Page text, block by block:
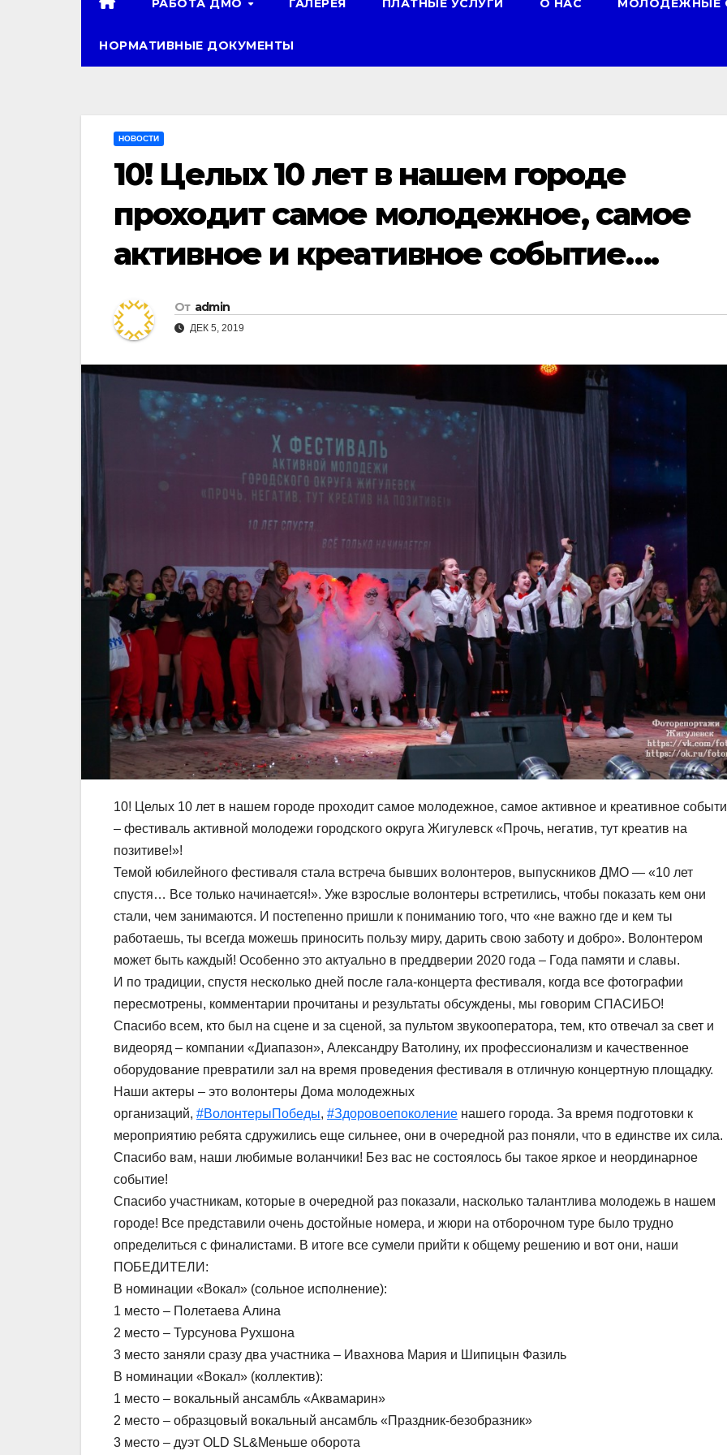
РАБОТА ДМО ГАЛЕРЕЯ ПЛАТНЫЕ УСЛУГИ О НАС МОЛОДЕЖНЫЕ
НОРМАТИВНЫЕ ДОКУМЕНТЫ
НОВОСТИ
10! Целых 10 лет в нашем городе
проходит самое молодежное, самое
активное и креативное событие….
От admin
ДЕК 5, 2019
10! Целых 10 лет в нашем городе проходит самое молодежное, самое активное и креативное
– фестиваль активной молодежи городского округа Жигулевск «Прочь, негатив, тут креатив на
позитиве!»!
Темой юбилейного фестиваля стала встреча бывших волонтеров, выпускников ДМО — «10 лет
спустя… Все только начинается!». Уже взрослые волонтеры встретились, чтобы показать кем они
стали, чем занимаются. И постепенно пришли к пониманию того, что «не важно где и кем ты
работаешь, ты всегда можешь приносить пользу миру, дарить свою заботу и добро». Волонтером
может быть каждый! Особенно это актуально в преддверии 2020 года – Года памяти и славы.
И по традиции, спустя несколько дней после гала-концерта фестиваля, когда все фотографии
пересмотрены, комментарии прочитаны и результаты обсуждены, мы говорим СПАСИБО!
Спасибо всем, кто был на сцене и за сценой, за пультом звукооператора, тем, кто отвечал за свет и
видеоряд – компании «Диапазон», Александру Ватолину, их профессионализм и качественное
оборудование превратили зал на время проведения фестиваля в отличную концертную площадку.
Наши актеры – это волонтеры Дома молодежных
организаций, #ВолонтерыПобеды, #Здоровоепоколение нашего города. За время подготовки к
мероприятию ребята сдружились еще сильнее, они в очередной раз поняли, что в единстве их сила.
Спасибо вам, наши любимые воланчики! Без вас не состоялось бы такое яркое и неординарное
событие!
Спасибо участникам, которые в очередной раз показали, насколько талантлива молодежь в нашем
городе! Все представили очень достойные номера, и жюри на отборочном туре было трудно
определиться с финалистами. В итоге все сумели прийти к общему решению и вот они, наши
ПОБЕДИТЕЛИ:
В номинации «Вокал» (сольное исполнение):
1 место – Полетаева Алина
2 место – Турсунова Рухшона
3 место заняли сразу два участника – Ивахнова Мария и Шипицын Фазиль
В номинации «Вокал» (коллектив):
1 место – вокальный ансамбль «Аквамарин»
2 место – образцовый вокальный ансамбль «Праздник-безобразник»
3 место – дуэт OLD SL&Меньше оборота